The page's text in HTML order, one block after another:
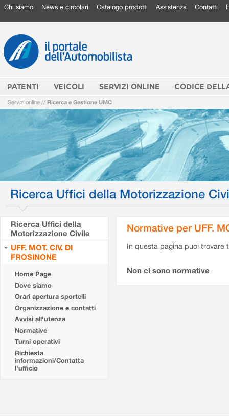
Chi siamo News e circolari Catalogo prodotti Assistenza Contatti
PATENTI VEICOLI SERVIZI ONLINE CODICE
Servizi online // Ricerca e Gestione UMC
Ricerca Uffici della Motorizzazione
Ricerca Uffici della
Motorizzazione Civile
UFF. MOT. CIV. DI
FROSINONE
Home Page
Dove siamo
Orari apertura sportelli
Organizzazione e contatti
Avvisi all'utenza
Normative
Turni operativi
Richiesta
informazioni/Contatta
l'ufficio
Normative per UFF.
In questa pagina puoi
Non ci sono normative